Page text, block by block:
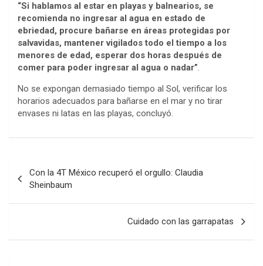
“Si hablamos al estar en playas y balnearios, se
recomienda no ingresar al agua en estado de
ebriedad, procure bañarse en áreas protegidas por
salvavidas, mantener vigilados todo el tiempo a los
menores de edad, esperar dos horas después de
comer para poder ingresar al agua o nadar”.
No se expongan demasiado tiempo al Sol, verificar los
horarios adecuados para bañarse en el mar y no tirar
envases ni latas en las playas, concluyó.
navigation
Con la 4T México recuperó el orgullo: Claudia
Sheinbaum
Cuidado con las garrapatas